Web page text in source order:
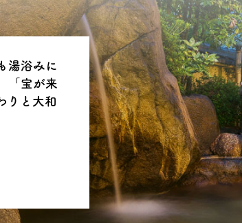
湯浴みに
「宝が来
りと大和